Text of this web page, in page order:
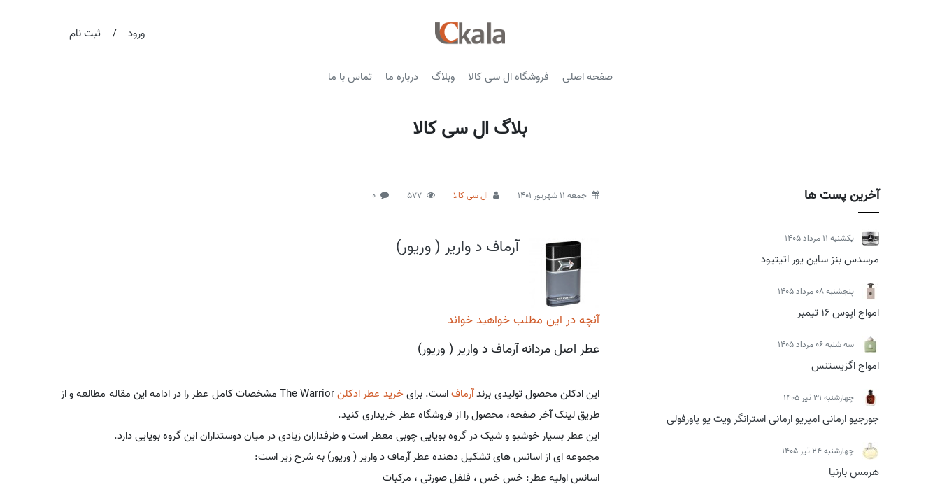
ورود / ثبت نام
صفحه اصلی فروشگاه ال سی کالا وبلاگ درباره ما تماس با ما
بلاگ ال سی کالا
آخرین پست ها
يكشنبه 11 مرداد 1405
مرسدس بنز ساین یور اتیتیود
پنجشنبه 08 مرداد 1405
امواج اپوس 16 تیمبر
سه شنبه 06 مرداد 1405
امواج اگزیستنس
چهارشنبه 31 تیر 1405
جورجیو ارمانی امپریو ارمانی استرانگر ویت یو پاورفولی
چهارشنبه 24 تیر 1405
هرمس بارنیا
جمعه 11 شهریور 1401 ال سی کالا 577
0
آرماف د واریر ( وریور)
آنچه در این مطلب خواهید خواند
عطر اصل مردانه آرماف د واریر ( وریور)
این ادکلن محصول تولیدی برندآرمافاست. برایخرید عطر ادکلن
The Warrior مشخصات کامل عطر را در ادامه این مقاله مطالعه و از
طریق لینک آخر صفحه، محصول را از فروشگاه عطر خریداری کنید.
این عطر بسیار خوشبو و شیک در گروه بویایی چوبی معطر است و طرفداران زیادی در میان دوستداران این گروه بویایی دارد.
مجموعه ای از اسانس های تشکیل دهنده عطر آرماف د واریر ( وریور) به شرح زیر است:
اسانس اولیه عطر: خس خس ، فلفل صورتی ، مرکبات